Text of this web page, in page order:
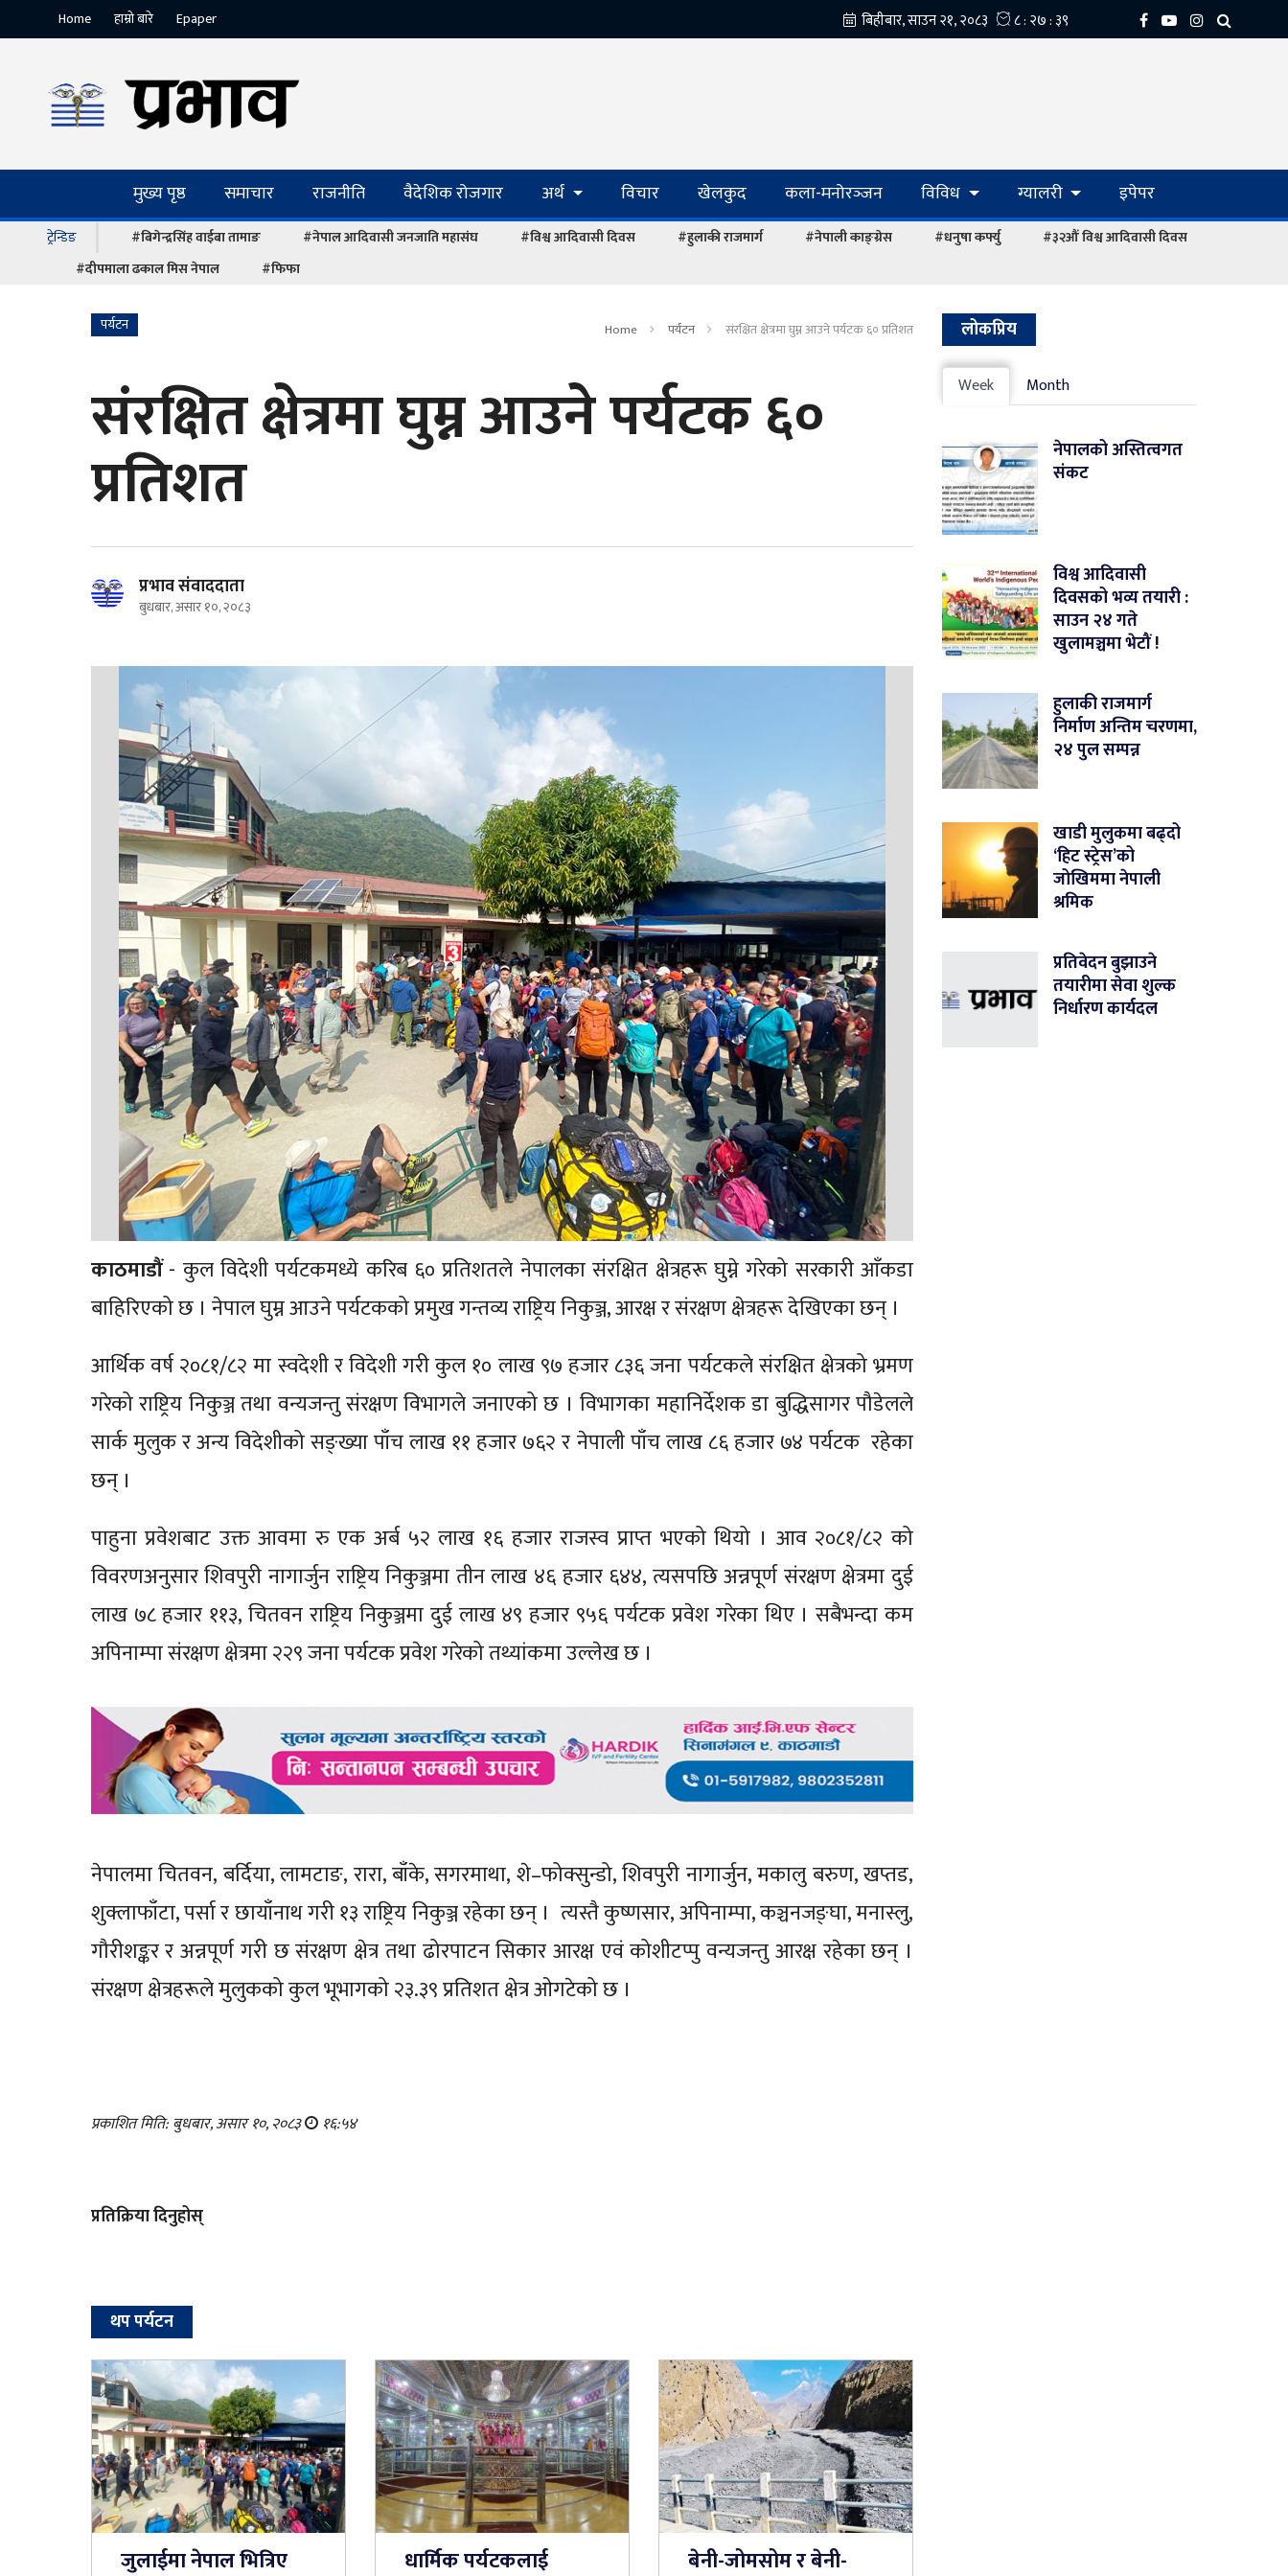
Home हाम्रो बारे Epaper
मुख्य पृष्ठ समाचार राजनीति वैदेशिक रोजगार अर्थ विचार खेलकुद कला-मनोरञ्‍जन विविध ग्यालरी इपेपर
ट्रेन्डिङ #बिगेन्द्रसिंह वाईबा तामाङ #नेपाल आदिवासी जनजाति महासंघ #विश्व आदिवासी दिवस #हुलाकी राजमार्ग #नेपाली काङ्ग्रेस #धनुषा कर्फ्यु
#३२औं विश्व आदिवासी दिवस
#दीपमाला ढकाल मिस नेपाल
#फिफा
पर्यटन Home पर्यटन संरक्षित क्षेत्रमा घुम्न आउने पर्यटक ६० प्रतिशत
संरक्षित क्षेत्रमा घुम्न आउने पर्यटक ६०
प्रतिशत
प्रभाव संवाददाता
बुधबार, असार १०, २०८३
काठमाडौं- कुल विदेशी पर्यटकमध्ये करिब ६० प्रतिशतले नेपालका संरक्षित क्षेत्रहरू घुम्ने गरेको सरकारी आँकडा
बाहिरिएको छ । नेपाल घुम्न आउने पर्यटकको प्रमुख गन्तव्य राष्ट्रिय निकुञ्ज, आरक्ष र संरक्षण क्षेत्रहरू देखिएका छन् ।
आर्थिक वर्ष २०८१/८२ मा स्वदेशी र विदेशी गरी कुल १० लाख ९७ हजार ८३६ जना पर्यटकले संरक्षित क्षेत्रको भ्रमण
गरेको राष्ट्रिय निकुञ्ज तथा वन्यजन्तु संरक्षण विभागले जनाएको छ । विभागका महानिर्देशक डा बुद्धिसागर पौडेलले
सार्क मुलुक र अन्य विदेशीको सङ्ख्या पाँच लाख ११ हजार ७६२ र नेपाली पाँच लाख ८६ हजार ७४ पर्यटक रहेका
छन् ।
पाहुना प्रवेशबाट उक्त आवमा रु एक अर्ब ५२ लाख १६ हजार राजस्व प्राप्त भएको थियो । आव २०८१/८२ को
विवरणअनुसार शिवपुरी नागार्जुन राष्ट्रिय निकुञ्जमा तीन लाख ४६ हजार ६४४, त्यसपछि अन्नपूर्ण संरक्षण क्षेत्रमा दुई
लाख ७८ हजार ११३, चितवन राष्ट्रिय निकुञ्जमा दुई लाख ४९ हजार ९५६ पर्यटक प्रवेश गरेका थिए । सबैभन्दा कम
अपिनाम्पा संरक्षण क्षेत्रमा २२९ जना पर्यटक प्रवेश गरेको तथ्यांकमा उल्लेख छ ।
नेपालमा चितवन, बर्दिया, लामटाङ, रारा, बाँके, सगरमाथा, शे–फोक्सुन्डो, शिवपुरी नागार्जुन, मकालु बरुण, खप्तड,
शुक्लाफाँटा, पर्सा र छायाँनाथ गरी १३ राष्ट्रिय निकुञ्ज रहेका छन् । त्यस्तै कुष्णसार, अपिनाम्पा, कञ्चनजङ्घा, मनास्लु,
गौरीशङ्कर र अन्नपूर्ण गरी छ संरक्षण क्षेत्र तथा ढोरपाटन सिकार आरक्ष एवं कोशीटप्पु वन्यजन्तु आरक्ष रहेका छन् ।
संरक्षण क्षेत्रहरूले मुलुकको कुल भूभागको २३.३९ प्रतिशत क्षेत्र ओगटेको छ ।
प्रकाशित मिति: बुधबार, असार १०, २०८३ १६:५४
प्रतिक्रिया दिनुहोस्
थप पर्यटन
जुलाईमा नेपाल भित्रिए
धार्मिक पर्यटकलाई
बेनी-जोमसोम र बेनी-
लोकप्रिय
Week Month
नेपालको अस्तित्वगत
संकट
विश्व आदिवासी
दिवसको भव्य तयारी :
साउन २४ गते
खुलामञ्चमा भेटौं !
हुलाकी राजमार्ग
निर्माण अन्तिम चरणमा,
२४ पुल सम्पन्न
खाडी मुलुकमा बढ्दो
‘हिट स्ट्रेस’को
जोखिममा नेपाली
श्रमिक
प्रतिवेदन बुझाउने
तयारीमा सेवा शुल्क
निर्धारण कार्यदल